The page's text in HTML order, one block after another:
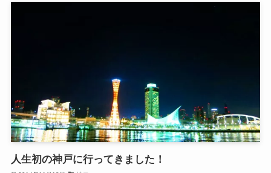
人生初の神戸に行ってきました！